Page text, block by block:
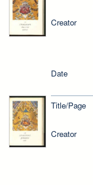
Creator
Date
Title/Page
Creator